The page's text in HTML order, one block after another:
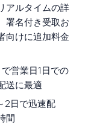
アルタイムの詳
署名付き受取お
向けに追加料金
営業日1日での
送に最適
2日で迅速配
間